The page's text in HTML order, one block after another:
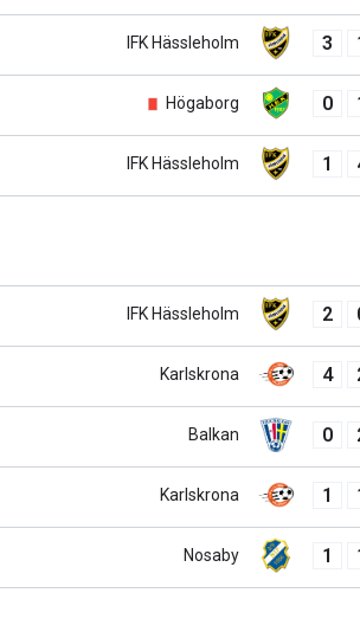
IFK Hässleholm 3
Högaborg 0
IFK Hässleholm 1
IFK Hässleholm 2
Karlskrona 4
Balkan 0
Karlskrona 1
Nosaby 1